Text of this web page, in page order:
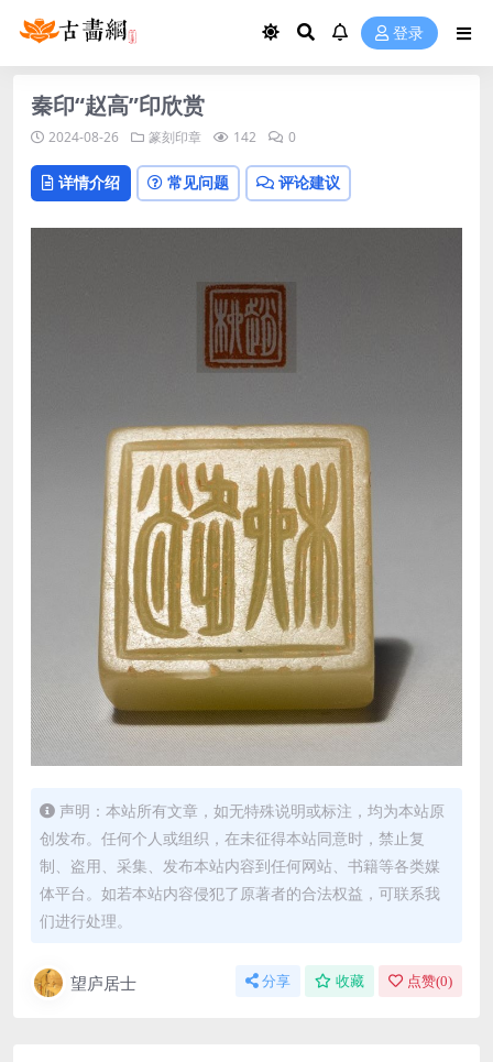
登录
秦印“赵高”印欣赏
2024-08-26 篆刻印章 142 0
详情介绍 常见问题 评论建议
声明：本站所有文章，如无特殊说明或标注，均为本站原
创发布。任何个人或组织，在未征得本站同意时，禁止复
制、盗用、采集、发布本站内容到任何网站、书籍等各类媒
体平台。如若本站内容侵犯了原著者的合法权益，可联系我
们进行处理。
望庐居士 分享 收藏 点赞(0)